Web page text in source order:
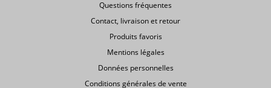
Questions fréquentes
Contact, livraison et retour
Produits favoris
Mentions légales
Données personnelles
Conditions générales de vente